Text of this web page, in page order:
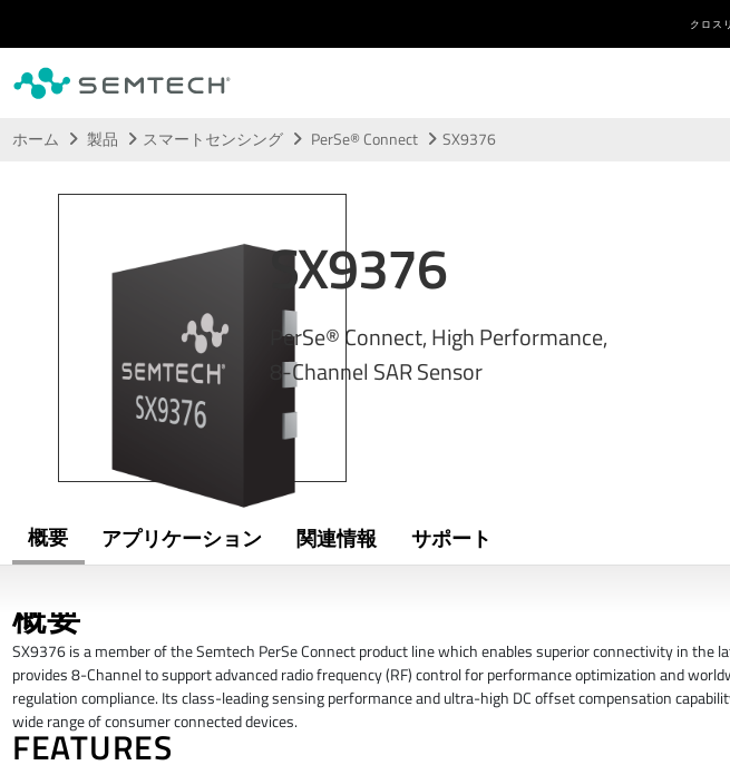
メインコンテンツにスキップ
クロス
ホーム 製品 スマートセンシング PerSe® Connect SX9376
SX9376
PerSe® Connect, High Performance,
8-Channel SAR Sensor
概要 アプリケーション 関連情報 サポート
概要
SX9376 is a member of the Semtech PerSe Connect product line which enables superior connectivity in the
provides 8-Channel to support advanced radio frequency (RF) control for performance optimization and
regulation compliance. Its class-leading sensing performance and ultra-high DC offset compensation
wide range of consumer connected devices.
FEATURES